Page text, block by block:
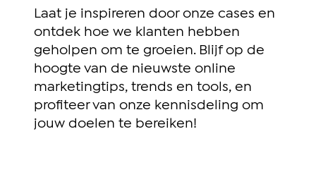
Laat je inspireren door onze cases en
ontdek hoe we klanten hebben
geholpen om te groeien. Blijf op de
hoogte van de nieuwste online
marketingtips, trends en tools, en
profiteer van onze kennisdeling om
jouw doelen te bereiken!